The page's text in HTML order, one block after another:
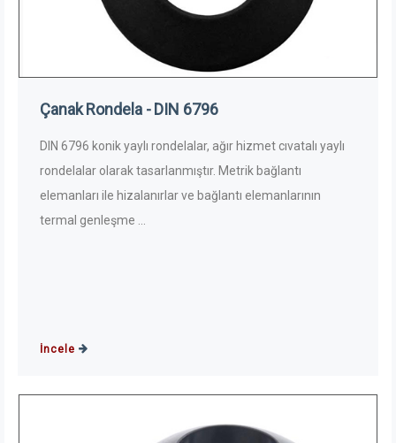
Çanak Rondela - DIN 6796
DIN 6796 konik yaylı rondelalar, ağır hizmet cıvatalı yaylı
rondelalar olarak tasarlanmıştır. Metrik bağlantı
elemanları ile hizalanırlar ve bağlantı elemanlarının
termal genleşme ...
İncele